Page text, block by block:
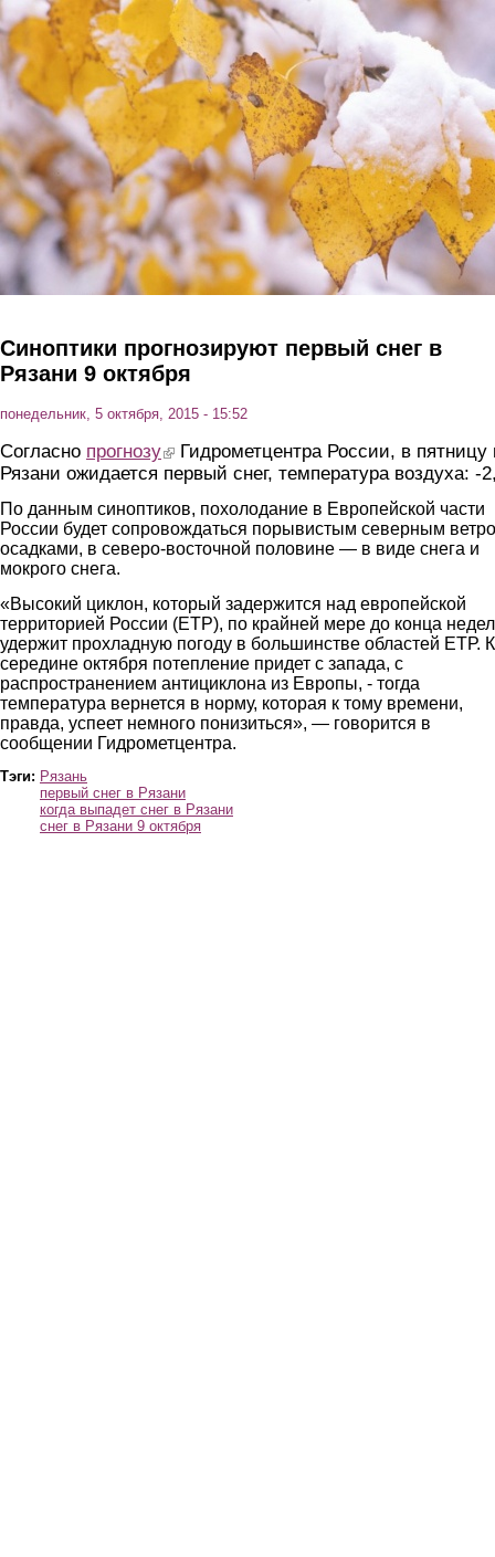
Перейти к основному содержанию
Синоптики прогнозируют первый снег в
Рязани 9 октября
понедельник, 5 октября, 2015 - 15:52
Согласно прогнозу(link is external)
Гидрометцентра России, в пятницу
Рязани ожидается первый снег, температура воздуха: -
По данным синоптиков, похолодание в Европейской части
России будет сопровождаться порывистым северным
осадками, в северо-восточной половине — в виде снега и
мокрого снега.
«Высокий циклон, который задержится над европейской
территорией России (ЕТР), по крайней мере до конца
удержит прохладную погоду в большинстве областей ЕТР. К
середине октября потепление придет с запада, с
распространением антициклона из Европы, - тогда
температура вернется в норму, которая к тому времени,
правда, успеет немного понизиться», — говорится в
сообщении Гидрометцентра.
Тэги: Рязань
первый снег в Рязани
когда выпадет снег в Рязани
снег в Рязани 9 октября